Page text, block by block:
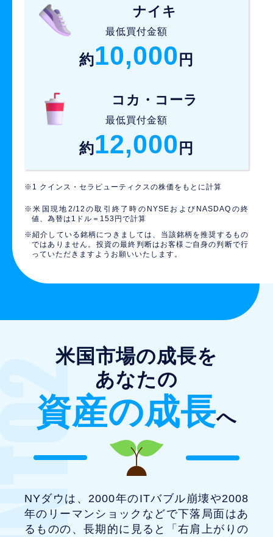
ナイキ
最低買付金額
約10,000 円
コカ・コーラ
最低買付金額
約12,000 円
クインス・セラピューティクスの株価をもとに計算
米国現地2/12の取引終了時のNYSEおよびNASDAQの終
値、為替は1ドル＝153円で計算
紹介している銘柄につきましては、当該銘柄を推奨するもの
ではありません。投資の最終判断はお客様ご自身の判断で行
っていただきますようお願いいたします。
米国市場の成長を
あなたの
資産の成長へ
NYダウは、2000年のITバブル崩壊や2008
年のリーマンショックなどで下落局面はあ
るものの、 長期的に見ると「右肩上がりの